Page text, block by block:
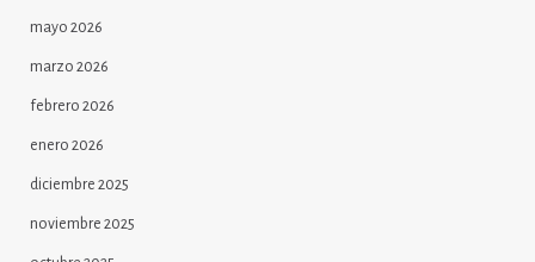
mayo 2026
marzo 2026
febrero 2026
enero 2026
diciembre 2025
noviembre 2025